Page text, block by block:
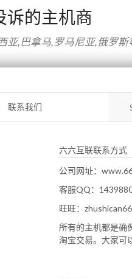
诉的主机商
亚,巴拿马,罗马尼亚,俄罗
联系我们
六六互联联系方式
公司网址：
客服QQ：
旺旺：
所有的主机都是确
淘宝交易。大家可